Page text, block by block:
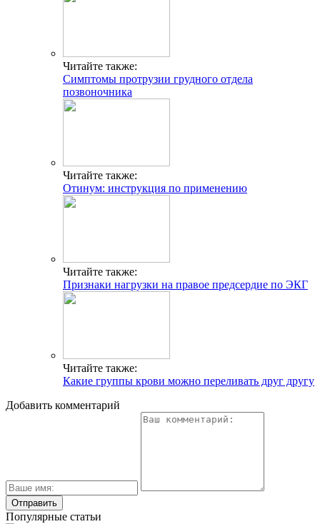
Читайте также:
Симптомы протрузии грудного отдела
позвоночника
Читайте также:
Отинум: инструкция по применению
Читайте также:
Признаки нагрузки на правое предсердие по ЭКГ
Читайте также:
Какие группы крови можно переливать друг другу
Добавить комментарий
Популярные статьи